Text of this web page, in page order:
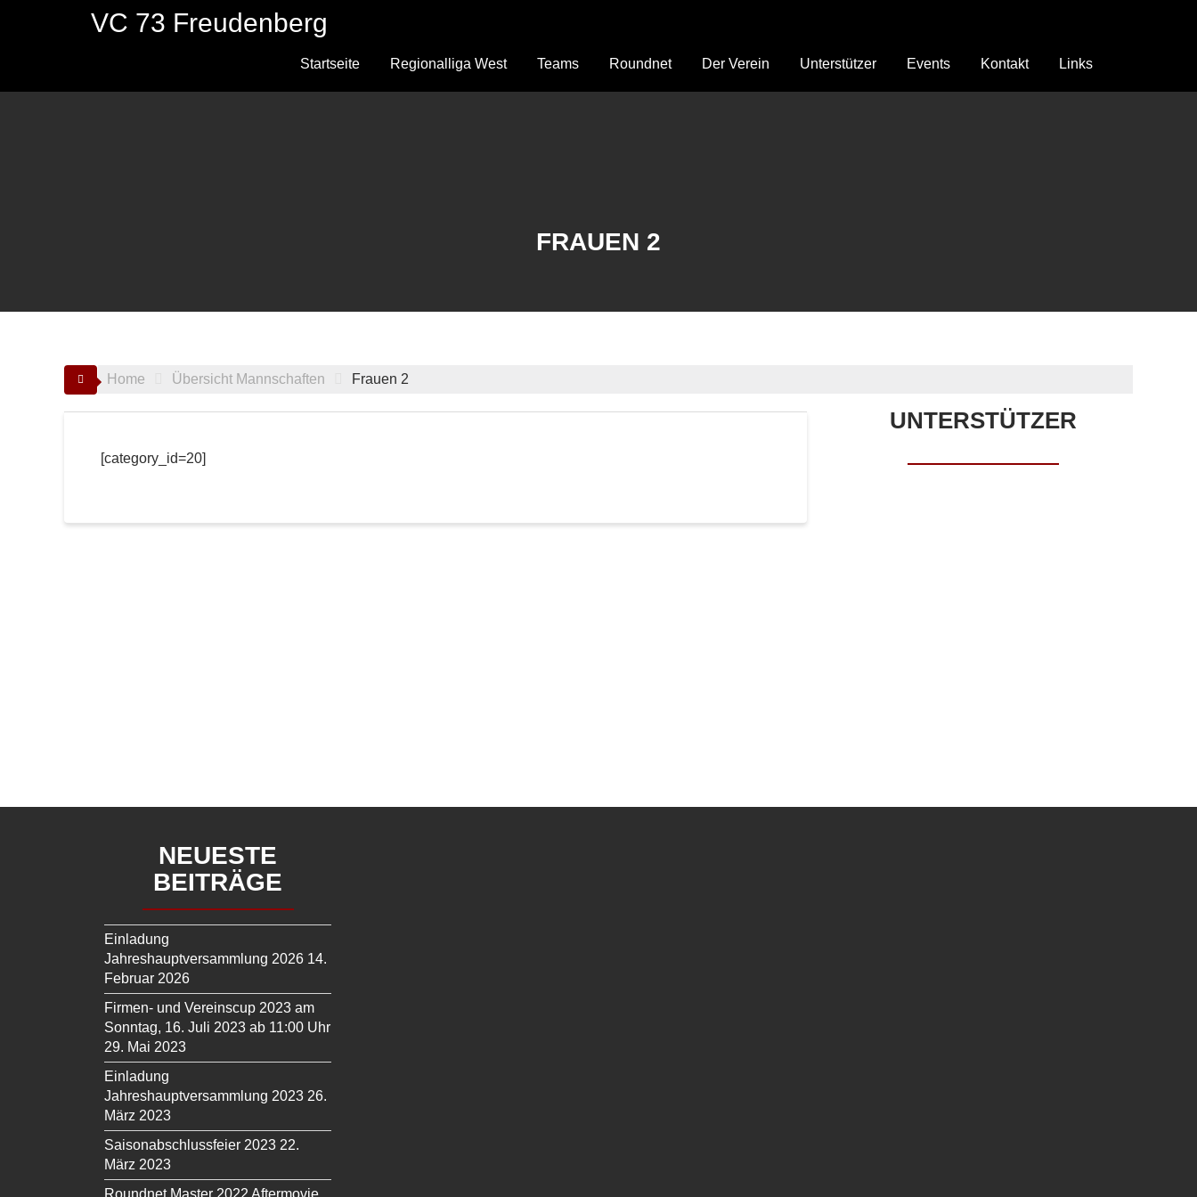
VC 73 Freudenberg
Startseite Regionalliga West Teams Roundnet Der Verein Unterstützer Events Kontakt Links
FRAUEN 2
Home Übersicht Mannschaften Frauen 2
[category_id=20]
UNTERSTÜTZER
NEUESTE
BEITRÄGE
Einladung
Jahreshauptversammlung 2026 14.
Februar 2026
Firmen- und Vereinscup 2023 am
Sonntag, 16. Juli 2023 ab 11:00 Uhr
29. Mai 2023
Einladung
Jahreshauptversammlung 2023 26.
März 2023
Saisonabschlussfeier 2023 22.
März 2023